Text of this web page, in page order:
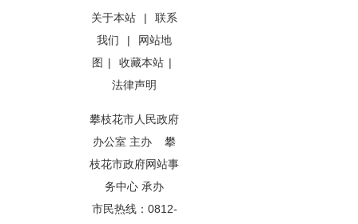
关于本站 |
联系
我们
|
网站地
图 | 收藏本站 |
法律声明
攀枝花市人民政府
办公室 主办 攀
枝花市政府网站事
务中心 承办
市民热线：0812-